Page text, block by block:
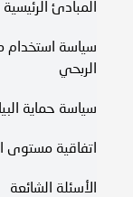
المبادئ
سياسة استخدام
الربحي
سياسة حماية
اتفاقية مستوى
الأسئلة الشائعة